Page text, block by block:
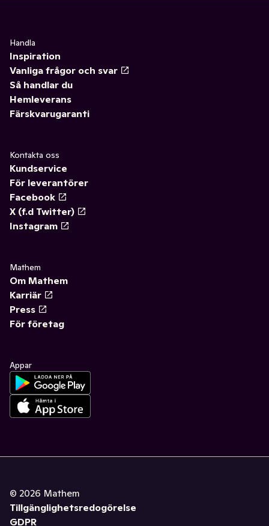
Handla
Inspiration
Vanliga frågor och svar
Så handlar du
Hemleverans
Färskvarugaranti
Kontakta oss
Kundservice
För leverantörer
Facebook
X (f.d Twitter)
Instagram
Mathem
Om Mathem
Karriär
Press
För företag
Appar
© 2026 Mathem
Tillgänglighetsredogörelse
GDPR